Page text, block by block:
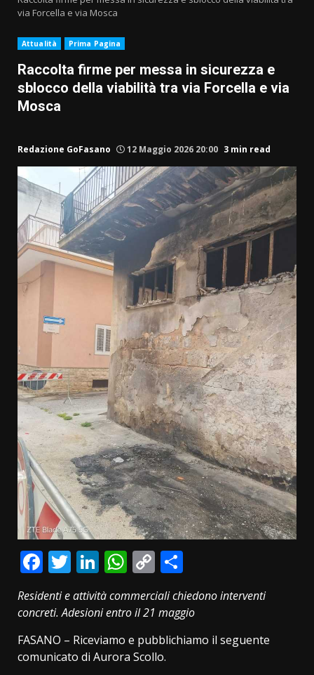
via Forcella e via Mosca
Attualità Prima Pagina
Raccolta firme per messa in sicurezza e
sblocco della viabilità tra via Forcella e via
Mosca
Redazione GoFasano 12 Maggio 2026 20:00 3 min read
Facebook
Twitter
LinkedIn
WhatsApp
Copy
Link
Residenti e attività commerciali chiedono interventi
concreti. Adesioni entro il 21 maggio
FASANO – Riceviamo e pubblichiamo il seguente
comunicato di Aurora Scollo.